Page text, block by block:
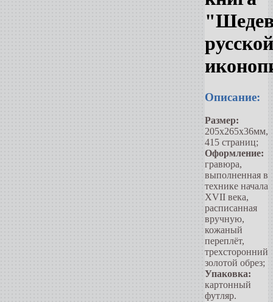
русской
Описание:
Размер:
205х265х36мм,
415 страниц;
Оформление:
гравюра,
выполненная в
технике начала
XVII века,
расписанная
вручную,
кожаный
переплёт,
трехсторонний
золотой обрез;
Упаковка:
картонный
футляр.